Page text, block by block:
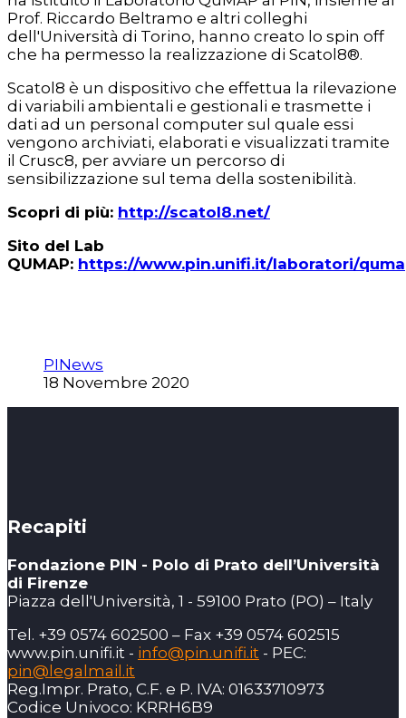
Prof. Riccardo Beltramo e altri colleghi
dell'Università di Torino, hanno creato lo spin off
che ha permesso la realizzazione di Scatol8®.
Scatol8 è un dispositivo che effettua la rilevazione
di variabili ambientali e gestionali e trasmette i
dati ad un personal computer sul quale essi
vengono archiviati, elaborati e visualizzati tramite
il Crusc8, per avviare un percorso di
sensibilizzazione sul tema della sostenibilità.
Scopri di più: http://scatol8.net/
Sito del Lab
QUMAP: https://www.pin.unifi.it/laboratori/
PINews
18 Novembre 2020
Recapiti
Fondazione PIN - Polo di Prato dell’Università
di Firenze
Piazza dell'Università, 1 - 59100 Prato (PO) – Italy
Tel. +39 0574 602500 – Fax +39 0574 602515
www.pin.unifi.it - info@pin.unifi.it - PEC:
pin@legalmail.it
Reg.Impr. Prato, C.F. e P. IVA: 01633710973
Codice Univoco: KRRH6B9